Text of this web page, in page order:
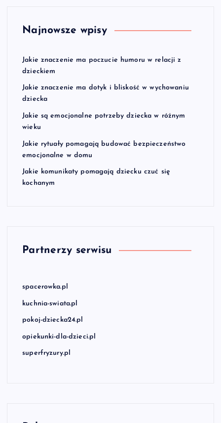
Najnowsze wpisy
Jakie znaczenie ma poczucie humoru w relacji z
dzieckiem
Jakie znaczenie ma dotyk i bliskość w wychowaniu
dziecka
Jakie są emocjonalne potrzeby dziecka w różnym
wieku
Jakie rytuały pomagają budować bezpieczeństwo
emocjonalne w domu
Jakie komunikaty pomagają dziecku czuć się
kochanym
Partnerzy serwisu
spacerowka.pl
kuchnia-swiata.pl
pokoj-dziecka24.pl
opiekunki-dla-dzieci.pl
superfryzury.pl